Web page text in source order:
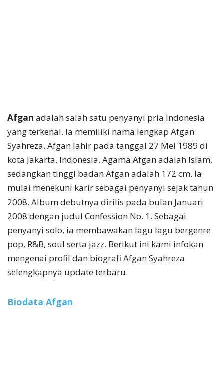
Afgan adalah salah satu penyanyi pria Indonesia
yang terkenal. Ia memiliki nama lengkap Afgan
Syahreza. Afgan lahir pada tanggal 27 Mei 1989 di
kota Jakarta, Indonesia. Agama Afgan adalah Islam,
sedangkan tinggi badan Afgan adalah 172 cm. Ia
mulai menekuni karir sebagai penyanyi sejak tahun
2008. Album debutnya dirilis pada bulan Januari
2008 dengan judul Confession No. 1. Sebagai
penyanyi solo, ia membawakan lagu lagu bergenre
pop, R&B, soul serta jazz. Berikut ini kami infokan
mengenai profil dan biografi Afgan Syahreza
selengkapnya update terbaru.
Biodata Afgan